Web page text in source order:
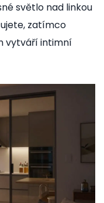
světlo nad linkou
zatímco
vytváří intimní